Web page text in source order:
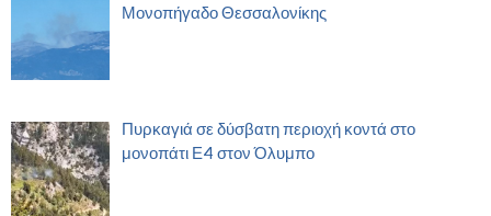
Μονοπήγαδο Θεσσαλονίκης
Πυρκαγιά σε δύσβατη περιοχή κοντά στο
μονοπάτι Ε4 στον Όλυμπο